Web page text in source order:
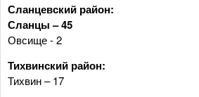
Сланцевский район:
Сланцы – 45
Овсище - 2
Тихвинский район:
Тихвин – 17